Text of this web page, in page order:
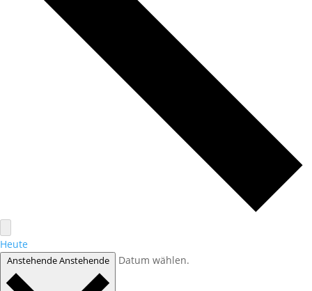
Heute
AnstehendeAnstehende Datum wählen.